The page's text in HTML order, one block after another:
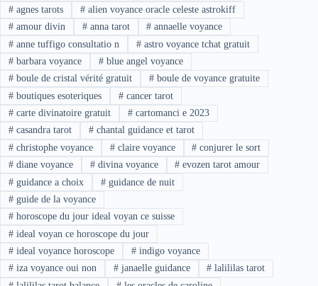
#agnes tarots #alien voyance oracle celeste astrokiff
#amour divin #anna tarot # annaelle voyance
#anne tuffigo consultatio n #astro voyance tchat gratuit
#barbara voyance #blue angel voyance
#boule de cristal vérité gratuit #boule de voyance gratuite
#boutiques esoteriques #cancer tarot
#carte divinatoire gratuit #cartomanci e 2023
#casandra tarot #chantal guidance et tarot
#christophe voyance #claire voyance # conjurer le sort
#diane voyance #divina voyance # evozen tarot amour
#guidance a choix #guidance de nuit
#guide de la voyance
#horoscope du jour ideal voyan ce suisse
#ideal voyan ce horoscope du jour
#ideal voyance horoscope #indigo voyance
#iza voyance oui non #janaelle guidance # lalililas tarot